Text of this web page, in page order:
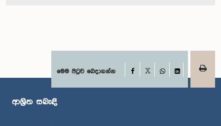
පෙ.ව. 11:30 - පෙ.ව. 11:40මෙම පිටුව බෙදාගන්න Facebook
WhatsApp
LinkedIn
ආශ්‍රිත සබැඳි